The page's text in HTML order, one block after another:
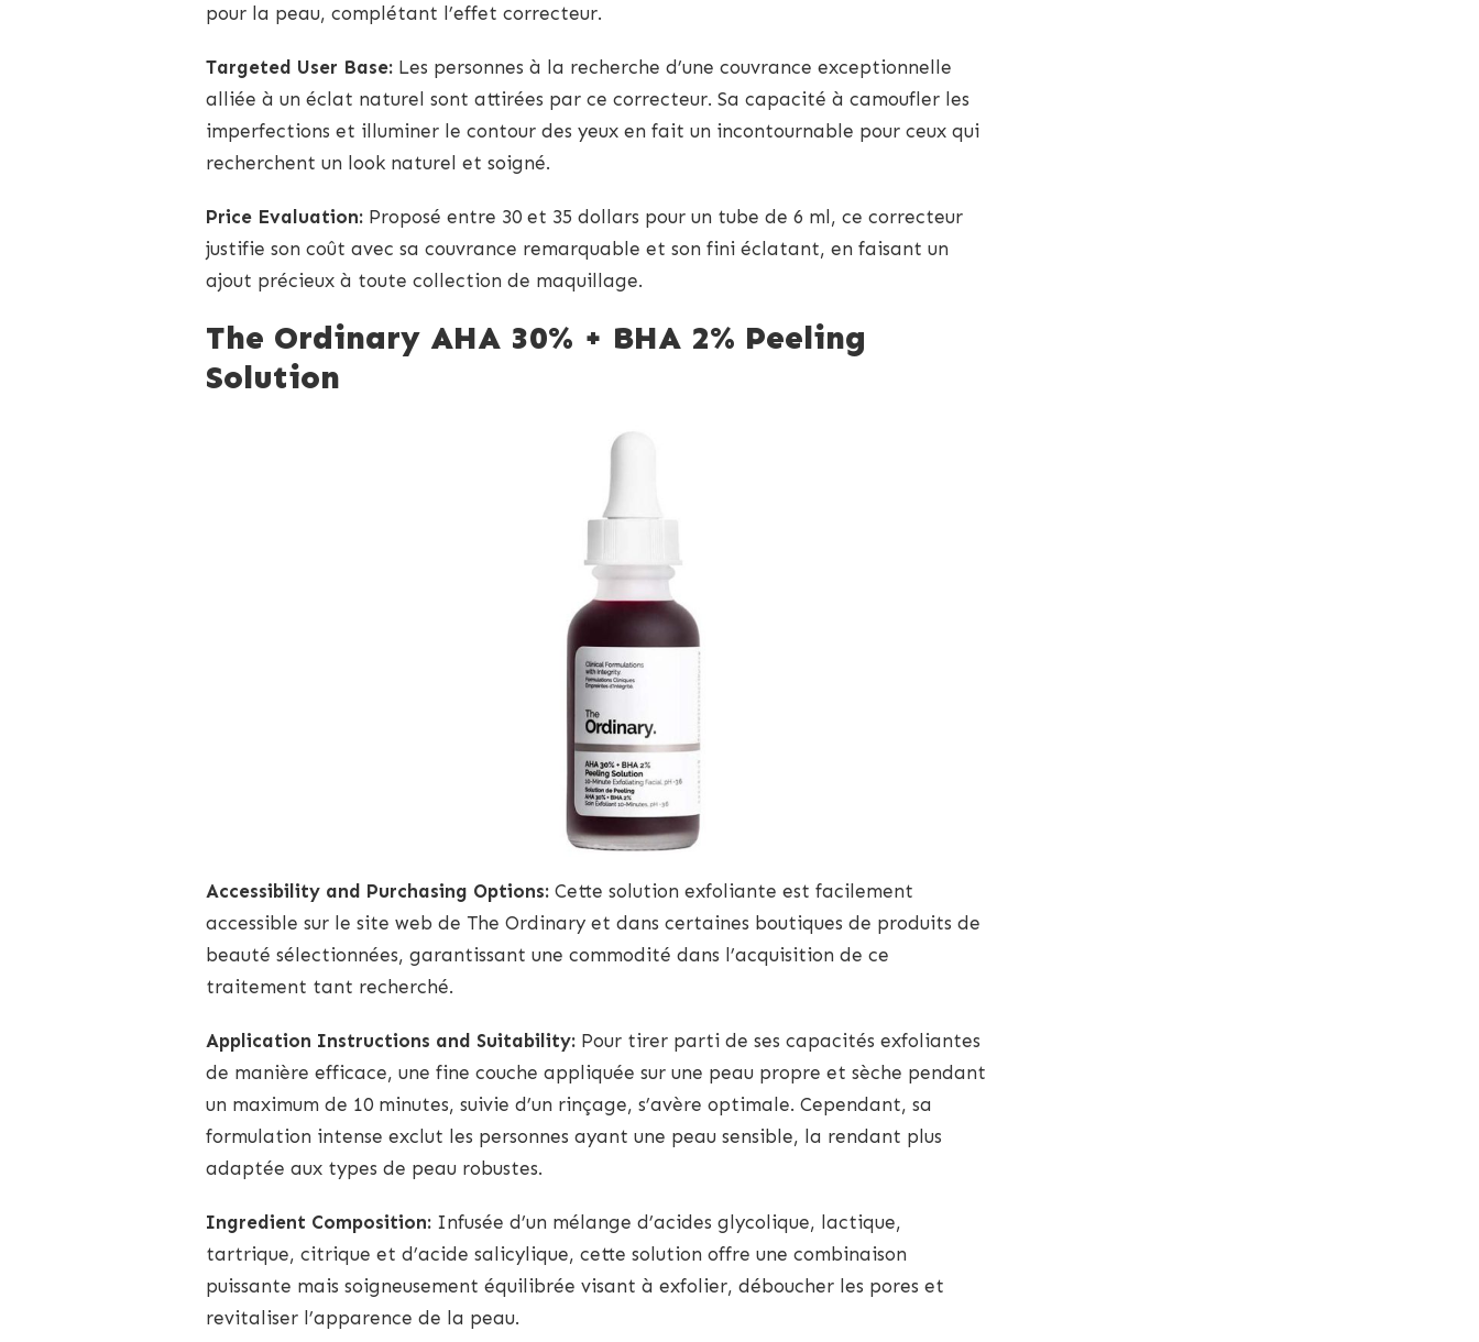
pour la peau, complétant l’effet correcteur.
Targeted User Base: Les personnes à la recherche d’une couvrance exceptionnelle
alliée à un éclat naturel sont attirées par ce correcteur. Sa capacité à camoufler les
imperfections et illuminer le contour des yeux en fait un incontournable pour ceux qui
recherchent un look naturel et soigné.
Price Evaluation: Proposé entre 30 et 35 dollars pour un tube de 6 ml, ce correcteur
justifie son coût avec sa couvrance remarquable et son fini éclatant, en faisant un
ajout précieux à toute collection de maquillage.
The Ordinary AHA 30% + BHA 2% Peeling
Solution
Accessibility and Purchasing Options: Cette solution exfoliante est facilement
accessible sur le site web de The Ordinary et dans certaines boutiques de produits de
beauté sélectionnées, garantissant une commodité dans l’acquisition de ce
traitement tant recherché.
Application Instructions and Suitability: Pour tirer parti de ses capacités exfoliantes
de manière efficace, une fine couche appliquée sur une peau propre et sèche pendant
un maximum de 10 minutes, suivie d’un rinçage, s’avère optimale. Cependant, sa
formulation intense exclut les personnes ayant une peau sensible, la rendant plus
adaptée aux types de peau robustes.
Ingredient Composition: Infusée d’un mélange d’acides glycolique, lactique,
tartrique, citrique et d’acide salicylique, cette solution offre une combinaison
puissante mais soigneusement équilibrée visant à exfolier, déboucher les pores et
revitaliser l’apparence de la peau.